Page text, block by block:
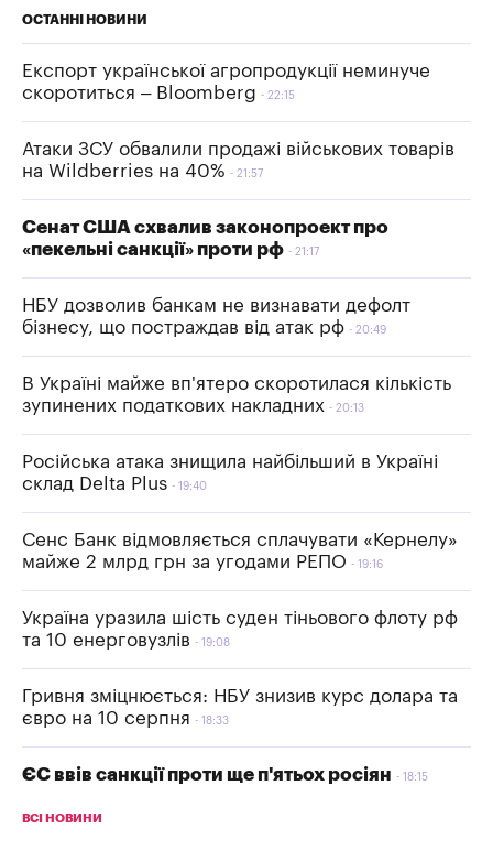
ОСТАННІ НОВИНИ
Експорт української агропродукції неминуче
скоротиться – Bloomberg
22:15
Атаки ЗСУ обвалили продажі військових товарів
на Wildberries на 40%
21:57
Сенат США схвалив законопроект про
«пекельні санкції» проти рф
21:17
НБУ дозволив банкам не визнавати дефолт
бізнесу, що постраждав від атак рф
20:49
В Україні майже вп'ятеро скоротилася кількість
зупинених податкових накладних
20:13
Російська атака знищила найбільший в Україні
склад Delta Plus
19:40
Сенс Банк відмовляється сплачувати «Кернелу»
майже 2 млрд грн за угодами РЕПО
19:16
Україна уразила шість суден тіньового флоту рф
та 10 енерговузлів
19:08
Гривня зміцнюється: НБУ знизив курс долара та
євро на 10 серпня
18:33
ЄС ввів санкції проти ще п'ятьох росіян 18:15
ВСІ НОВИНИ